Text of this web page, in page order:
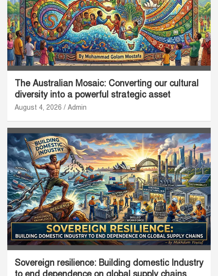
The Australian Mosaic: Converting our cultural
diversity into a powerful strategic asset
August 4, 2026 Admin
Sovereign resilience: Building domestic Industry